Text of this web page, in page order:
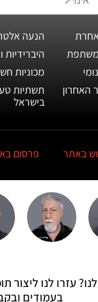
האחרון
הנעה
היברידיות
מכוניות
תשתיות
בישראל
באתר פרסום
עזרו לנו
בעמודים